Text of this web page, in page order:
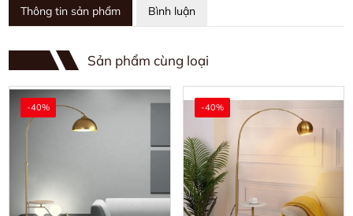
Thông tin sản phẩm Bình luận
Sản phẩm cùng loại
-40% -40%